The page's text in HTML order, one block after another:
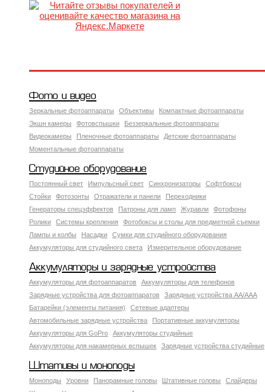
Фото и видео
Зеркальные фотоаппараты Объективы
Компактные фотоаппараты
Экшн камеры
Фотовспышки
Беззеркальные фотоаппараты
Видеокамеры
Пленочные фотоаппараты
Детские фотоаппараты
Моментальные фотоаппараты
Студийное оборудование
Постоянный свет Импульсный свет Синхронизаторы
Софтбоксы
Стойки
Фотозонты Отражатели и панели
Переходники
Генераторы спецэффектов
Патроны для ламп Журавли
Фотофоны
Ролики
Системы крепления
Фотобоксы и столы для предметной съемки
Лампы и колбы
Насадки
Сумки для студийного оборудования
Аккумуляторы для студийного света
Измерительное оборудование
Аккумуляторы и зарядные устройства
Аккумуляторы для фотоаппаратов
Аккумуляторы для телефонов
Зарядные устройства для фотоаппаратов
Зарядные устройства AA/AAA
Батарейки (элементы питания)
Сетевые адаптеры
Автомобильные зарядные устройства
Портативные аккумуляторы
Аккумуляторы для GoPro
Аккумуляторы студийные
Аккумуляторы для накамерных вспышек
Зарядные устройства студийные
Штативы и моноподы
Моноподы Уровни Панорамные головы Штативные головы
Слайдеры